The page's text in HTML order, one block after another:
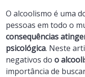
O alcoolismo é uma
pessoas em todo o
consequências
psicológica. Neste
negativos do o
importância de